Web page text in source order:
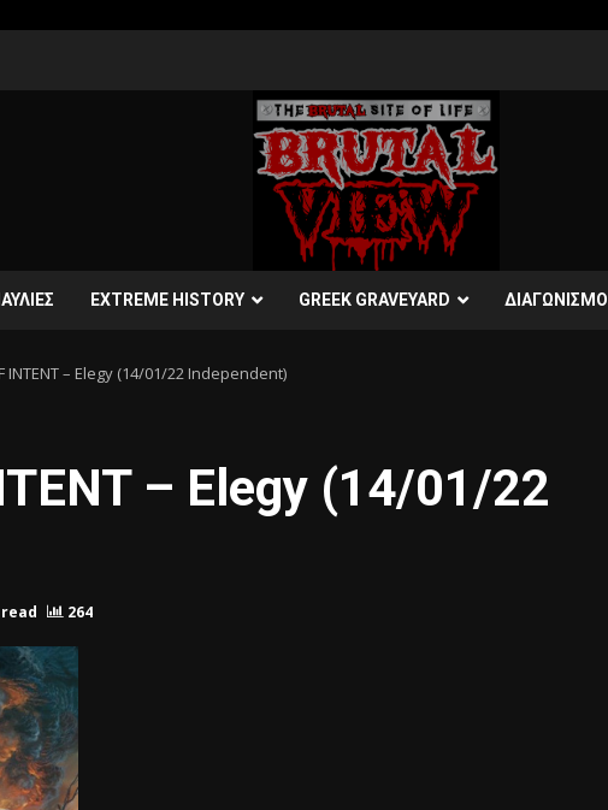
EXTREME HISTORY GREEK GRAVEYARD ΔΙΑΓΩΝΙΣΜΟΙ
INTENT – Elegy (14/01/22 Independent)
– Elegy (14/01/22
264